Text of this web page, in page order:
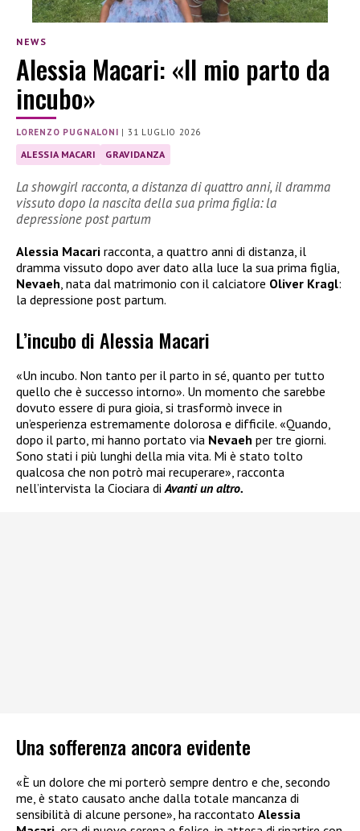
NEWS
Alessia Macari: «Il mio parto da
incubo»
LORENZO PUGNALONI |31 LUGLIO 2026
ALESSIA MACARI GRAVIDANZA
La showgirl racconta, a distanza di quattro anni, il dramma
vissuto dopo la nascita della sua prima figlia: la
depressione post partum
Alessia Macari racconta, a quattro anni di distanza, il
dramma vissuto dopo aver dato alla luce la sua prima figlia,
Nevaeh, nata dal matrimonio con il calciatore Oliver Kragl:
la depressione post partum.
L’incubo di Alessia Macari
«Un incubo. Non tanto per il parto in sé, quanto per tutto
quello che è successo intorno». Un momento che sarebbe
dovuto essere di pura gioia, si trasformò invece in
un’esperienza estremamente dolorosa e difficile. «Quando,
dopo il parto, mi hanno portato via Nevaeh per tre giorni.
Sono stati i più lunghi della mia vita. Mi è stato tolto
qualcosa che non potrò mai recuperare», racconta
nell’intervista la Ciociara diAvanti un altro.
Una sofferenza ancora evidente
«È un dolore che mi porterò sempre dentro e che, secondo
me, è stato causato anche dalla totale mancanza di
sensibilità di alcune persone», ha raccontato Alessia